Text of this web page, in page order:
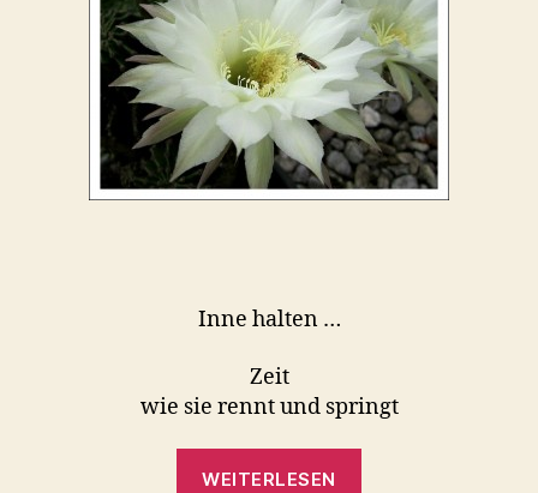
Inne halten …
Zeit
wie sie rennt und springt
WEITERLESEN